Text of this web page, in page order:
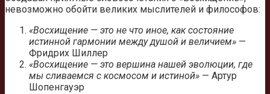
невозможно обойти великих мыслителей и философов:
«Восхищение — это не что иное, как состояние
истинной гармонии между душой и величием» —
Фридрих Шиллер
«Восхищение — это вершина нашей эволюции, где
мы сливаемся с космосом и истиной» — Артур
Шопенгауэр